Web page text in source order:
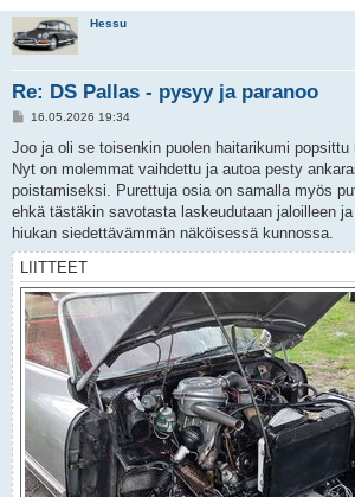
Hessu
Re: DS Pallas - pysyy ja paranoo
V
e
t
i
16.05.2026 19:34
Joo ja oli se toisenkin puolen haitarikumi popsittu
Nyt on molemmat vaihdettu ja autoa pesty
poistamiseksi. Purettuja osia on samalla myös
ehkä tästäkin savotasta laskeudutaan jaloilleen
hiukan siedettävämmän näköisessä kunnossa.
LIITTEET